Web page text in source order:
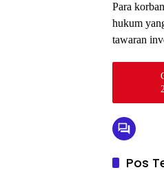
Para
hukum
tawaran
Pos
Berita